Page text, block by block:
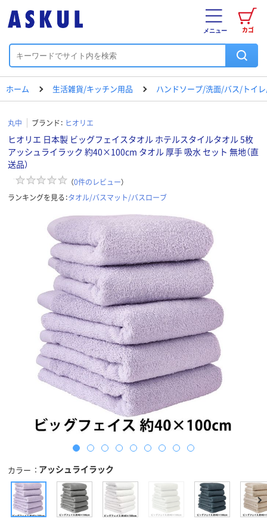
カゴ
メニュー
ホーム 生活雑貨/キッチン用品 ハンドソープ/洗面/バス/トイ
丸中 ブランド： ヒオリエ
ヒオリエ 日本製 ビッグフェイスタオル ホテルスタイルタオル 5枚
アッシュライラック 約40×100cm タオル 厚手 吸水 セット 無地（直
送品）
（0件のレビュー）
ランキングを見る：タオル/バスマット/バスローブ
カラー アッシュライラック